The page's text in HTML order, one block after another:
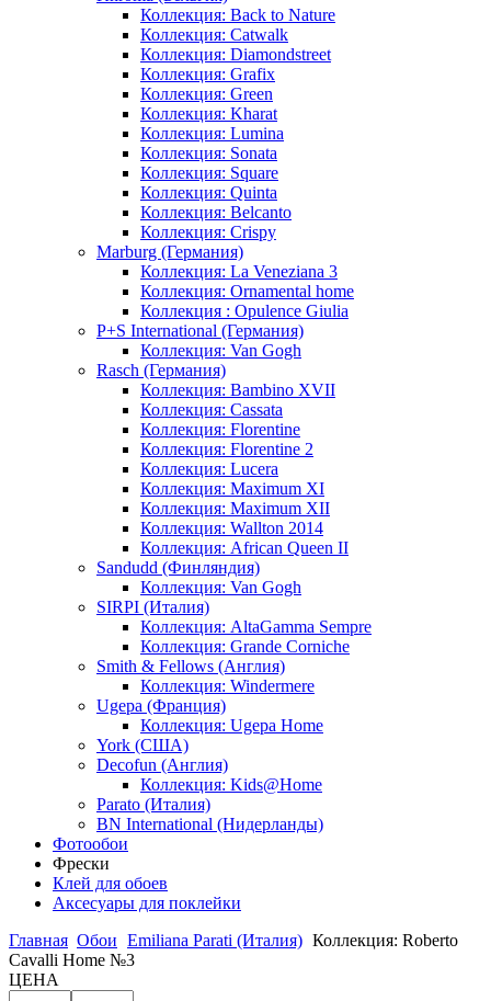
Коллекция: Back to Nature
Коллекция: Catwalk
Коллекция: Diamondstreet
Коллекция: Grafix
Коллекция: Green
Коллекция: Kharat
Коллекция: Lumina
Коллекция: Sonata
Коллекция: Square
Коллекция: Quinta
Коллекция: Belcanto
Коллекция: Crispy
Marburg (Германия)
Коллекция: La Veneziana 3
Коллекция: Ornamental home
Коллекция : Opulence Giulia
P+S International (Германия)
Коллекция: Van Gogh
Rasch (Германия)
Коллекция: Bambino XVII
Коллекция: Cassata
Коллекция: Florentine
Коллекция: Florentine 2
Коллекция: Lucera
Коллекция: Maximum XI
Коллекция: Maximum XII
Коллекция: Wallton 2014
Коллекция: African Queen II
Sandudd (Финляндия)
Коллекция: Van Gogh
SIRPI (Италия)
Коллекция: AltaGamma Sempre
Коллекция: Grande Corniche
Smith & Fellows (Англия)
Коллекция: Windermere
Ugepa (Франция)
Коллекция: Ugepa Home
York (США)
Decofun (Англия)
Коллекция: Kids@Home
Parato (Италия)
BN International (Нидерланды)
Фотообои
Фрески
Клей для обоев
Аксесуары для поклейки
Главная Обои Emiliana Parati (Италия) Коллекция: Roberto
Cavalli Home №3
ЦЕНА